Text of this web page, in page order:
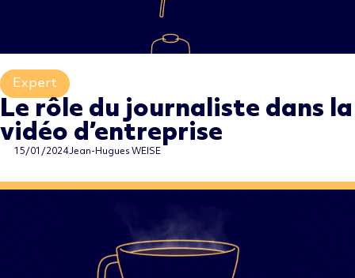
Expert
Le rôle du journaliste dans la
vidéo d’entreprise
15/01/2024Jean-Hugues WEISE